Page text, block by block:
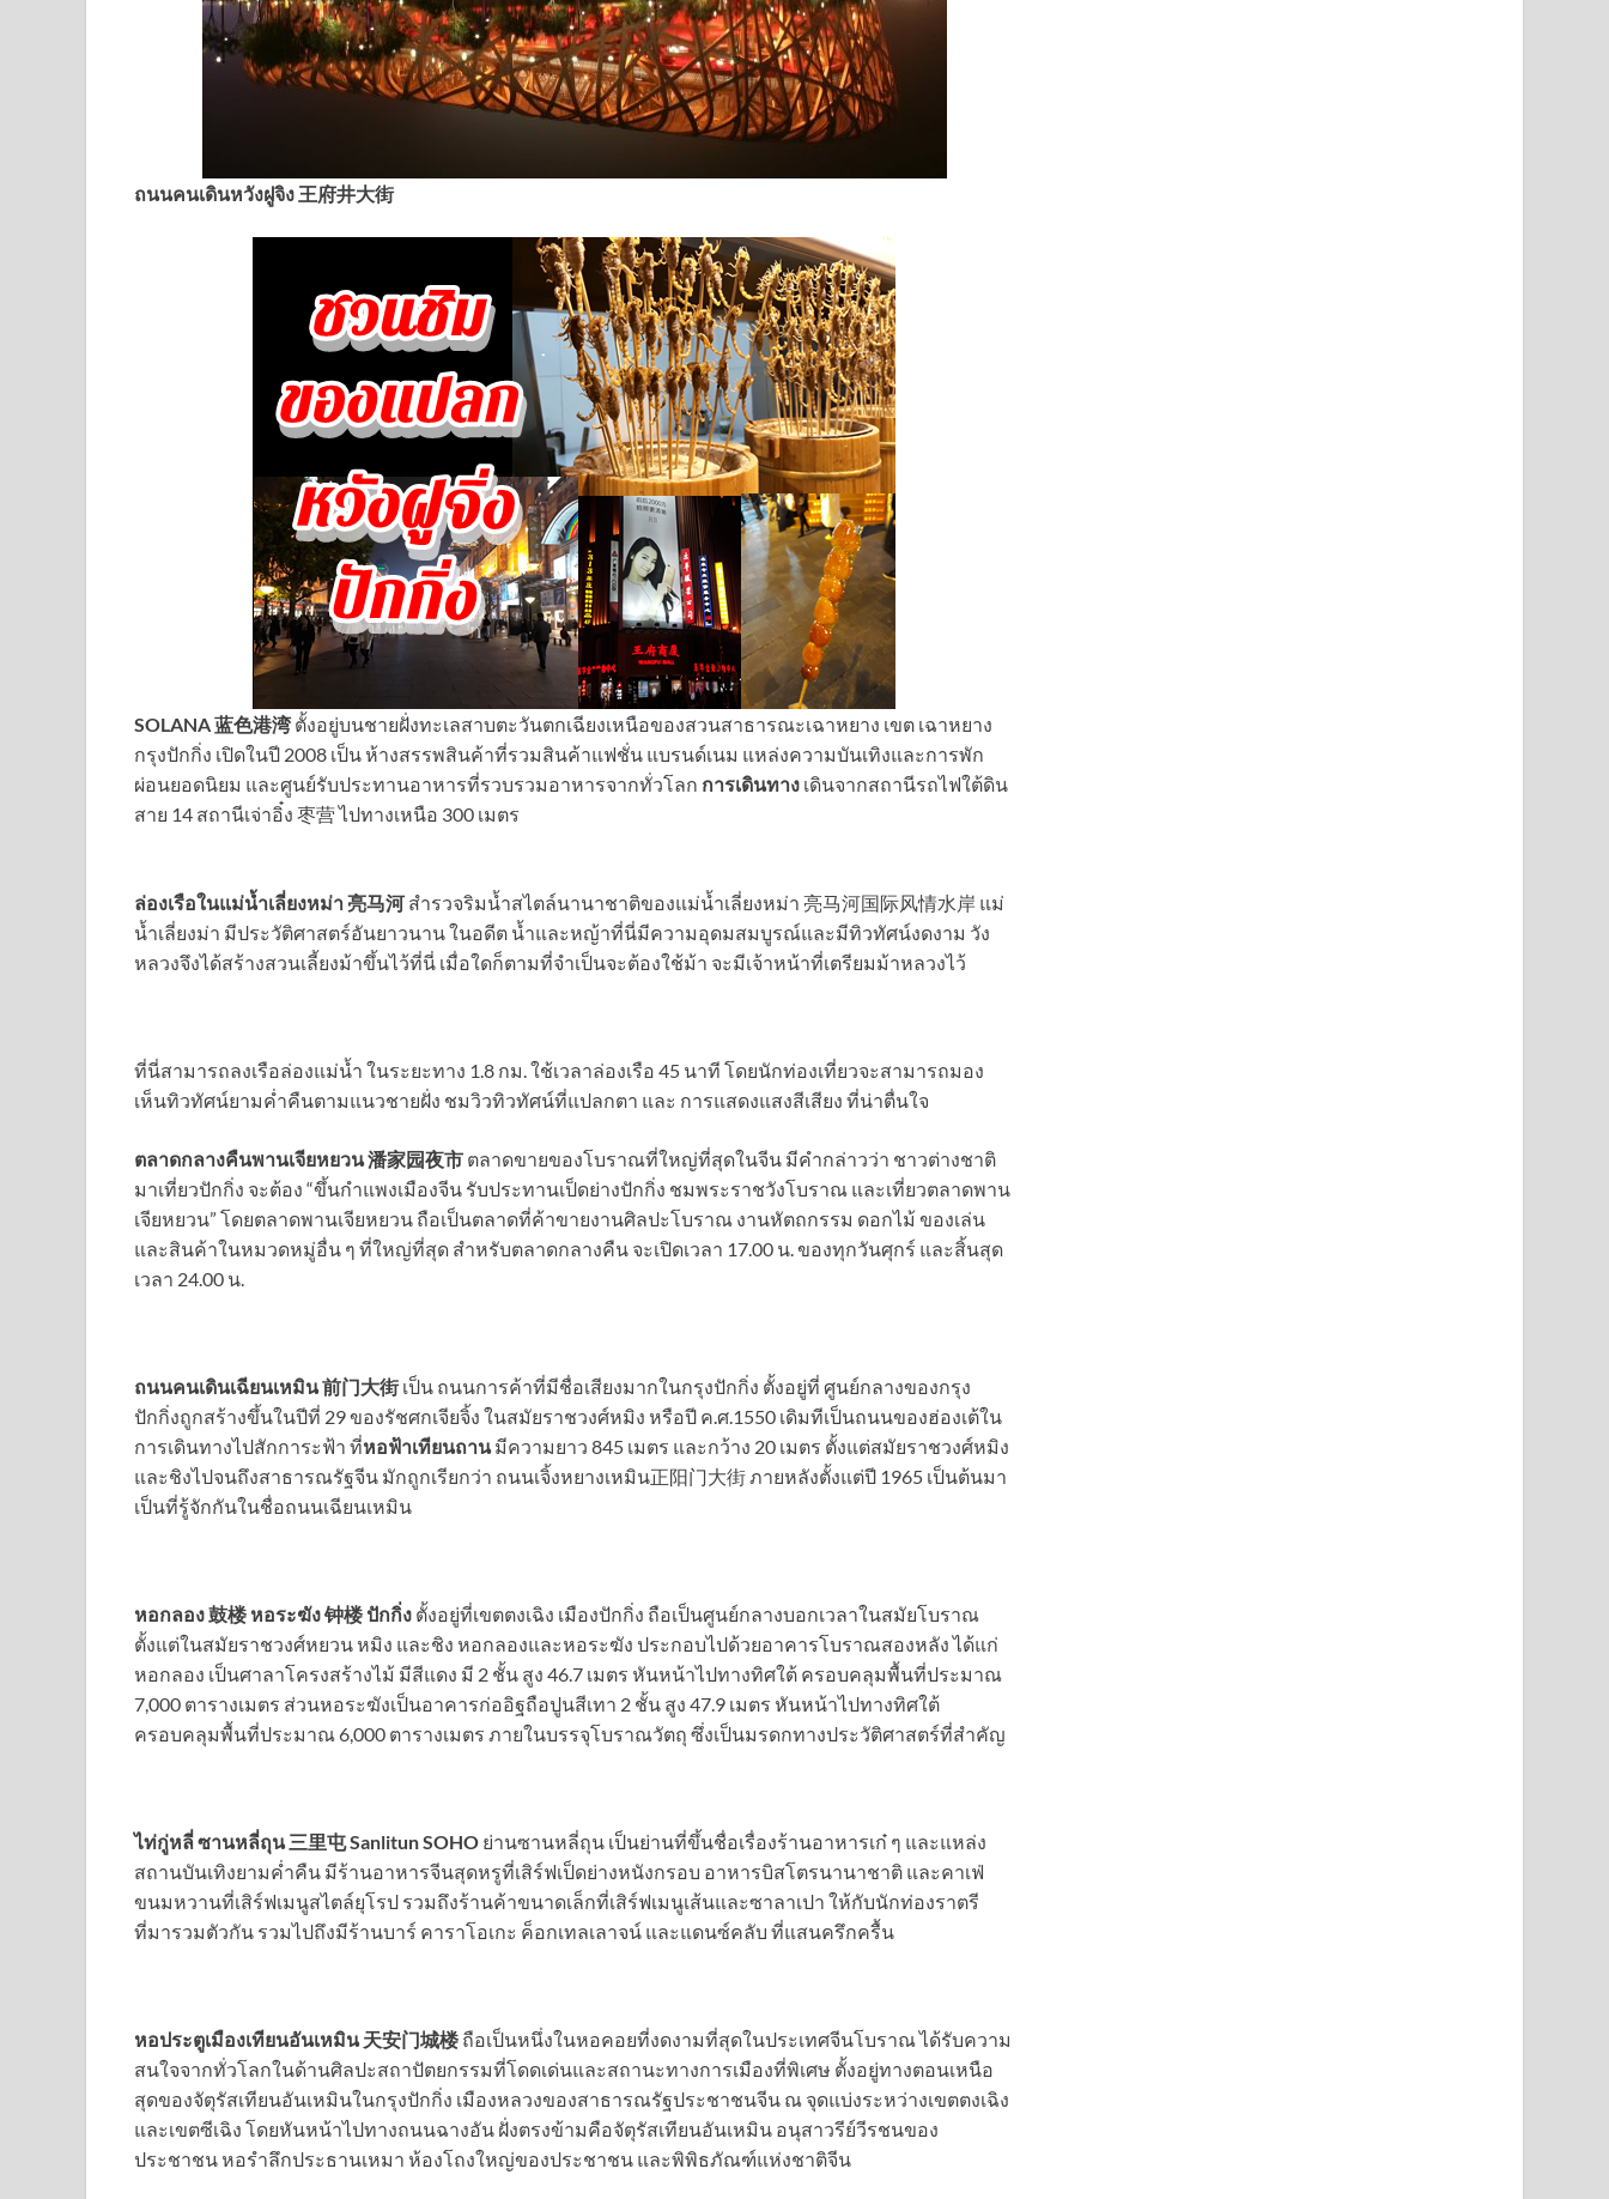
ถนนคนเดินหวังฝูจิง 王府井大街
SOLANA 蓝色港湾ตั้งอยู่บนชายฝั่งทะเลสาบตะวันตกเฉียงเหนือของสวนสาธารณะเฉาหยาง เขต เฉาหยาง
กรุงปักกิ่ง เปิดในปี 2008 เป็น ห้างสรรพสินค้าที่รวมสินค้าแฟชั่น แบรนด์เนม แหล่งความบันเทิงและการพัก
ผ่อนยอดนิยม และศูนย์รับประทานอาหารที่รวบรวมอาหารจากทั่วโลก การเดินทาง เดินจากสถานีรถไฟใต้ดิน
สาย 14 สถานีเจ่าอิ๋ง 枣营 ไปทางเหนือ 300 เมตร
ล่องเรือในแม่น้ำเลี่ยงหม่า 亮马河สำรวจริมน้ำสไตล์นานาชาติของแม่น้ำเลี่ยงหม่า 亮马河国际风情水岸 แม่
น้ำเลี่ยงม่า มีประวัติศาสตร์อันยาวนาน ในอดีต น้ำและหญ้าที่นี่มีความอุดมสมบูรณ์และมีทิวทัศน์งดงาม วัง
หลวงจึงได้สร้างสวนเลี้ยงม้าขึ้นไว้ที่นี่ เมื่อใดก็ตามที่จำเป็นจะต้องใช้ม้า จะมีเจ้าหน้าที่เตรียมม้าหลวงไว้
ที่นี่สามารถลงเรือล่องแม่น้ำ ในระยะทาง 1.8 กม. ใช้เวลาล่องเรือ 45 นาที โดยนักท่องเที่ยวจะสามารถมอง
เห็นทิวทัศน์ยามค่ำคืนตามแนวชายฝั่ง ชมวิวทิวทัศน์ที่แปลกตา และ การแสดงแสงสีเสียง ที่น่าตื่นใจ
ตลาดกลางคืนพานเจียหยวน 潘家园夜市 ตลาดขายของโบราณที่ใหญ่ที่สุดในจีน มีคำกล่าวว่า ชาวต่างชาติ
มาเที่ยวปักกิ่ง จะต้อง “ขึ้นกำแพงเมืองจีน รับประทานเป็ดย่างปักกิ่ง ชมพระราชวังโบราณ และเที่ยวตลาดพาน
เจียหยวน” โดยตลาดพานเจียหยวน ถือเป็นตลาดที่ค้าขายงานศิลปะโบราณ งานหัตถกรรม ดอกไม้ ของเล่น
และสินค้าในหมวดหมู่อื่น ๆ ที่ใหญ่ที่สุด สำหรับตลาดกลางคืน จะเปิดเวลา 17.00 น. ของทุกวันศุกร์ และสิ้นสุด
เวลา 24.00 น.
ถนนคนเดินเฉียนเหมิน 前门大街เป็น ถนนการค้าที่มีชื่อเสียงมากในกรุงปักกิ่ง ตั้งอยู่ที่ ศูนย์กลางของกรุง
ปักกิ่งถูกสร้างขึ้นในปีที่ 29 ของรัชศกเจียจิ้ง ในสมัยราชวงศ์หมิง หรือปี ค.ศ.1550 เดิมทีเป็นถนนของฮ่องเต้ใน
การเดินทางไปสักการะฟ้า ที่หอฟ้าเทียนถานมีความยาว 845 เมตร และกว้าง 20 เมตร ตั้งแต่สมัยราชวงศ์หมิง
และชิงไปจนถึงสาธารณรัฐจีน มักถูกเรียกว่า ถนนเจิ้งหยางเหมิน正阳门大街 ภายหลังตั้งแต่ปี 1965 เป็นต้นมา
เป็นที่รู้จักกันในชื่อถนนเฉียนเหมิน
หอกลอง 鼓楼 หอระฆัง 钟楼 ปักกิ่ง ตั้งอยู่ที่เขตตงเฉิง เมืองปักกิ่ง ถือเป็นศูนย์กลางบอกเวลาในสมัยโบราณ
ตั้งแต่ในสมัยราชวงศ์หยวน หมิง และชิง หอกลองและหอระฆัง ประกอบไปด้วยอาคารโบราณสองหลัง ได้แก่
หอกลอง เป็นศาลาโครงสร้างไม้ มีสีแดง มี 2 ชั้น สูง 46.7 เมตร หันหน้าไปทางทิศใต้ ครอบคลุมพื้นที่ประมาณ
7,000 ตารางเมตร ส่วนหอระฆังเป็นอาคารก่ออิฐถือปูนสีเทา 2 ชั้น สูง 47.9 เมตร หันหน้าไปทางทิศใต้
ครอบคลุมพื้นที่ประมาณ 6,000 ตารางเมตร ภายในบรรจุโบราณวัตถุ ซึ่งเป็นมรดกทางประวัติศาสตร์ที่สำคัญ
ไท่กู่หลี่ ซานหลี่ถุน 三里屯 Sanlitun SOHO ย่านซานหลี่ถุน เป็นย่านที่ขึ้นชื่อเรื่องร้านอาหารเก๋ ๆ และแหล่ง
สถานบันเทิงยามค่ำคืน มีร้านอาหารจีนสุดหรูที่เสิร์ฟเป็ดย่างหนังกรอบ อาหารบิสโตรนานาชาติ และคาเฟ่
ขนมหวานที่เสิร์ฟเมนูสไตล์ยุโรป รวมถึงร้านค้าขนาดเล็กที่เสิร์ฟเมนูเส้นและซาลาเปา ให้กับนักท่องราตรี
ที่มารวมตัวกัน รวมไปถึงมีร้านบาร์ คาราโอเกะ ค็อกเทลเลาจน์ และแดนซ์คลับ ที่แสนครึกครื้น
หอประตูเมืองเทียนอันเหมิน 天安门城楼 ถือเป็นหนึ่งในหอคอยที่งดงามที่สุดในประเทศจีนโบราณ ได้รับความ
สนใจจากทั่วโลกในด้านศิลปะสถาปัตยกรรมที่โดดเด่นและสถานะทางการเมืองที่พิเศษ ตั้งอยู่ทางตอนเหนือ
สุดของจัตุรัสเทียนอันเหมินในกรุงปักกิ่ง เมืองหลวงของสาธารณรัฐประชาชนจีน ณ จุดแบ่งระหว่างเขตตงเฉิง
และเขตซีเฉิง โดยหันหน้าไปทางถนนฉางอัน ฝั่งตรงข้ามคือจัตุรัสเทียนอันเหมิน อนุสาวรีย์วีรชนของ
ประชาชน หอรำลึกประธานเหมา ห้องโถงใหญ่ของประชาชน และพิพิธภัณฑ์แห่งชาติจีน